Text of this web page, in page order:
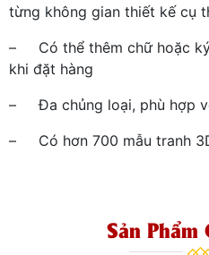
từng không gian thiết kế cụ
– Có thể thêm chữ hoặc
khi đặt hàng
– Đa chủng loại, phù hợp
– Có hơn 700 mẫu tranh
Sản Phẩm